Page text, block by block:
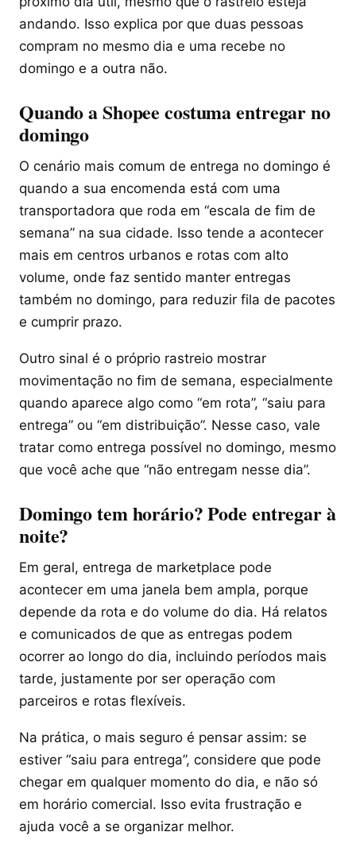
andando. Isso explica por que duas pessoas
compram no mesmo dia e uma recebe no
domingo e a outra não.
Quando a Shopee costuma entregar no
domingo
O cenário mais comum de entrega no domingo é
quando a sua encomenda está com uma
transportadora que roda em “escala de fim de
semana” na sua cidade. Isso tende a acontecer
mais em centros urbanos e rotas com alto
volume, onde faz sentido manter entregas
também no domingo, para reduzir fila de pacotes
e cumprir prazo.
Outro sinal é o próprio rastreio mostrar
movimentação no fim de semana, especialmente
quando aparece algo como “em rota”, “saiu para
entrega” ou “em distribuição”. Nesse caso, vale
tratar como entrega possível no domingo, mesmo
que você ache que “não entregam nesse dia”.
Domingo tem horário? Pode entregar à
noite?
Em geral, entrega de marketplace pode
acontecer em uma janela bem ampla, porque
depende da rota e do volume do dia. Há relatos
e comunicados de que as entregas podem
ocorrer ao longo do dia, incluindo períodos mais
tarde, justamente por ser operação com
parceiros e rotas flexíveis.
Na prática, o mais seguro é pensar assim: se
estiver “saiu para entrega”, considere que pode
chegar em qualquer momento do dia, e não só
em horário comercial. Isso evita frustração e
ajuda você a se organizar melhor.